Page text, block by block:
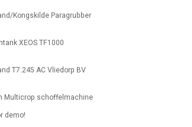
Kongskilde Paragrubber
XEOS TF1000
T7.245 AC Vliedorp BV
Multicrop schoffelmachine
demo!